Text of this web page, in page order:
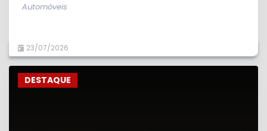
Automóveis
23/07/2026
DESTAQUE